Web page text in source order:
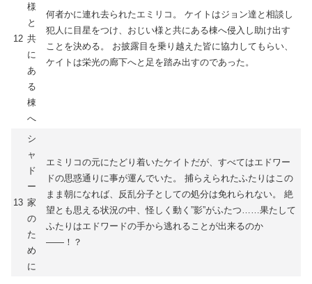
12
様
と
共
に
あ
る
棟
へ
何者かに連れ去られたエミリコ。 ケイトはジョン達と相談し
犯人に目星をつけ、おじい様と共にある棟へ侵入し助け出す
ことを決める。 お披露目を乗り越えた皆に協力してもらい、
ケイトは栄光の廊下へと足を踏み出すのであった。
13
シ
ャ
ド
ー
家
の
た
め
に
エミリコの元にたどり着いたケイトだが、すべてはエドワー
ドの思惑通りに事が運んでいた。 捕らえられたふたりはこの
まま朝になれば、反乱分子としての処分は免れられない。 絶
望とも思える状況の中、怪しく動く”影”がふたつ……果たして
ふたりはエドワードの手から逃れることが出来るのか
――！？